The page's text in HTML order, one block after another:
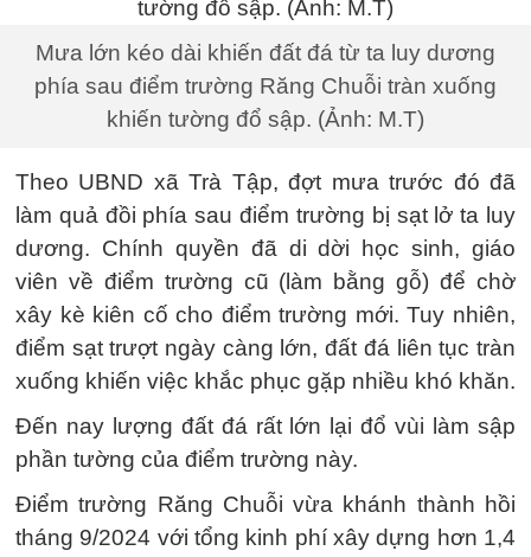
Mưa lớn kéo dài khiến đất đá từ ta luy dương
phía sau điểm trường Răng Chuỗi tràn xuống
khiến tường đổ sập. (Ảnh: M.T)
Theo UBND xã Trà Tập, đợt mưa trước đó đã
làm quả đồi phía sau điểm trường bị sạt lở ta luy
dương. Chính quyền đã di dời học sinh, giáo
viên về điểm trường cũ (làm bằng gỗ) để chờ
xây kè kiên cố cho điểm trường mới. Tuy nhiên,
điểm sạt trượt ngày càng lớn, đất đá liên tục tràn
xuống khiến việc khắc phục gặp nhiều khó khăn.
Đến nay lượng đất đá rất lớn lại đổ vùi làm sập
phần tường của điểm trường này.
Điểm trường Răng Chuỗi vừa khánh thành hồi
tháng 9/2024 với tổng kinh phí xây dựng hơn 1,4